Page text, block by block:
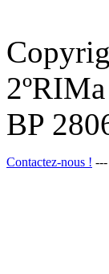
BP
Contactez-nous ! ---